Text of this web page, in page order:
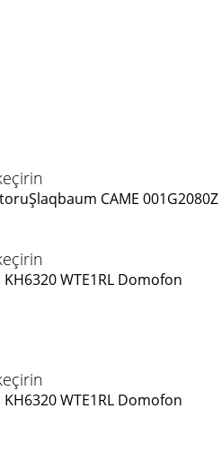
Şlaqbaum CAME 001G2080Z
WTE1RL Domofon
WTE1RL Domofon